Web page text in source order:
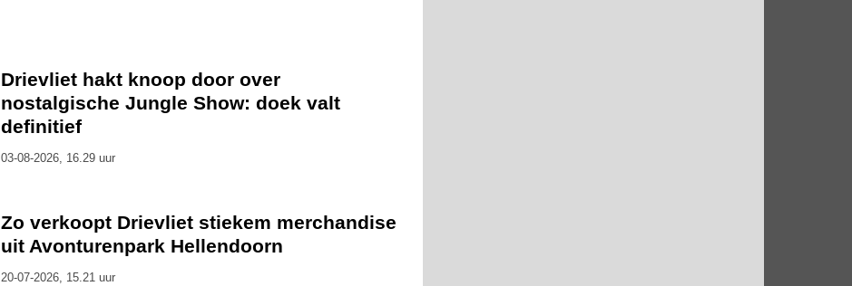
Drievliet hakt knoop door over
nostalgische Jungle Show: doek valt
definitief
03-08-2026, 16.29 uur
Zo verkoopt Drievliet stiekem merchandise
uit Avonturenpark Hellendoorn
20-07-2026, 15.21 uur